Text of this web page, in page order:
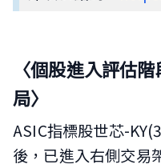
〈個股進入評估
局〉
ASIC指標股世芯-
後，已進入右側交易